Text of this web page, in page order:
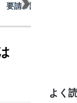
XRP、「弱気相場の
よく